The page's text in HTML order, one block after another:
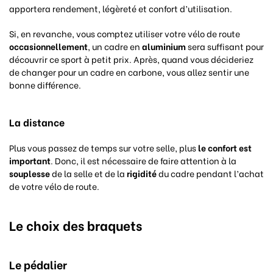
apportera rendement, légèreté et confort d’utilisation.
Si, en revanche, vous comptez utiliser votre vélo de route
occasionnellement, un cadre enaluminiumsera suffisant pour
découvrir ce sport à petit prix. Après, quand vous décideriez
de changer pour un cadre en carbone, vous allez sentir une
bonne différence.
La distance
Plus vous passez de temps sur votre selle, plusleconfort est
important. Donc, il est nécessaire de faire attention à la
souplessede la selle et de larigiditédu cadre pendant l’achat
de votre vélo de route.
Le choix des braquets
Le pédalier